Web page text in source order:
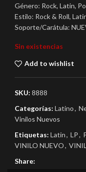
Género: Rock, Latin,
Estilo: Rock & Roll,
Soporte/Carátula:
Sin existencias
Add to wishlist
SKU: 8888
Categorías: Latino,
Vinilos Nuevos
Etiquetas: Latin, LP,
VINILO NUEVO,
Share: